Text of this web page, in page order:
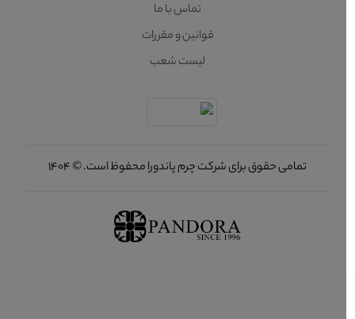
تماس با ما
قوانین و مقررات
لیست شعب
تمامی حقوق برای شرکت چرم پاندورا محفوظ است. © 1404